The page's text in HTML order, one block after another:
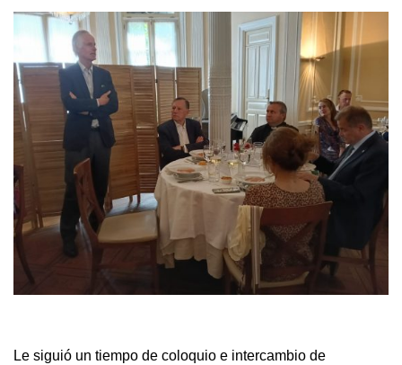
Le siguió un tiempo de coloquio e intercambio de